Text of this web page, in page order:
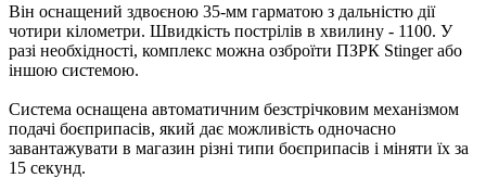
Він оснащений здвоєною 35-мм гарматою з дальністю дії
чотири кілометри. Швидкість пострілів в хвилину - 1100. У
разі необхідності, комплекс можна озброїти ПЗРК Stinger або
іншою системою.
Система оснащена автоматичним безстрічковим механізмом
подачі боєприпасів, який дає можливість одночасно
завантажувати в магазин різні типи боєприпасів і міняти їх за
15 секунд.